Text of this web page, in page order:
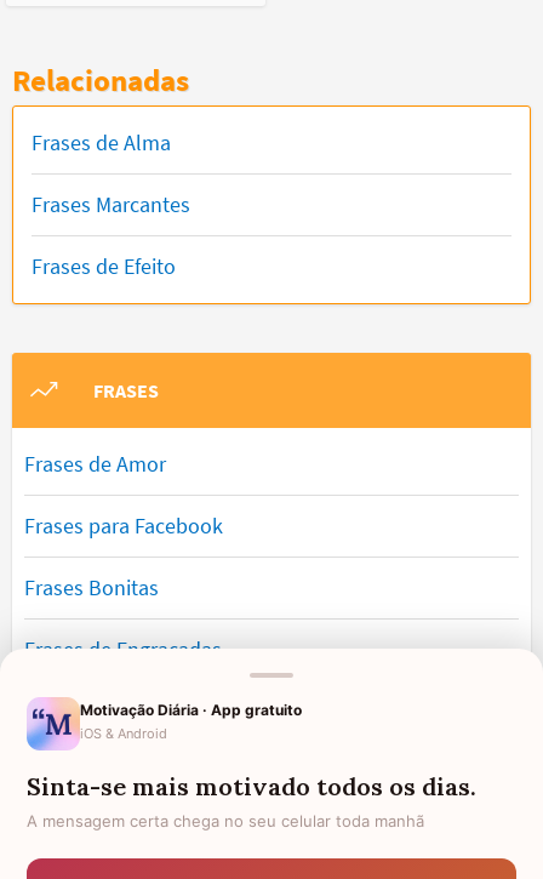
Relacionadas
Frases de Alma
Frases Marcantes
Frases de Efeito
FRASES
Frases de Amor
Frases para Facebook
Frases Bonitas
Frases de Engraçadas
Frases Românticas
Frases de Reflexão
Frases Lindas
Motivação Diária · App gratuito
iOS & Android
Sinta-se mais motivado todos os dias.
A mensagem certa chega no seu celular toda manhã